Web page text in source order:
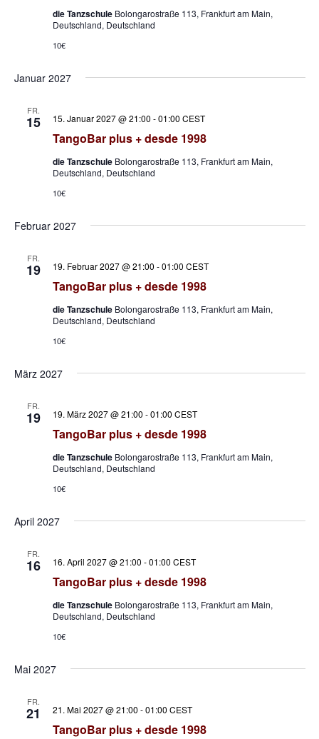
die Tanzschule Bolongarostraße 113, Frankfurt am Main,
Deutschland, Deutschland
10€
Januar 2027
FR.
15
TangoBar plus + desde 1998
15. Januar 2027 @ 21:00 -01:00 CEST
die Tanzschule Bolongarostraße 113, Frankfurt am Main,
Deutschland, Deutschland
10€
Februar 2027
FR.
19
TangoBar plus + desde 1998
19. Februar 2027 @ 21:00 -01:00 CEST
die Tanzschule Bolongarostraße 113, Frankfurt am Main,
Deutschland, Deutschland
10€
März 2027
FR.
19
TangoBar plus + desde 1998
19. März 2027 @ 21:00 -01:00 CEST
die Tanzschule Bolongarostraße 113, Frankfurt am Main,
Deutschland, Deutschland
10€
April 2027
FR.
16
TangoBar plus + desde 1998
16. April 2027 @ 21:00 -01:00 CEST
die Tanzschule Bolongarostraße 113, Frankfurt am Main,
Deutschland, Deutschland
10€
Mai 2027
FR.
21
TangoBar plus + desde 1998
21. Mai 2027 @ 21:00 -01:00 CEST